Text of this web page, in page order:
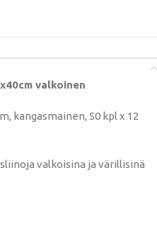
valkoinen
kangasmainen, 50 kpl x 12
valkoisina ja värillisinä